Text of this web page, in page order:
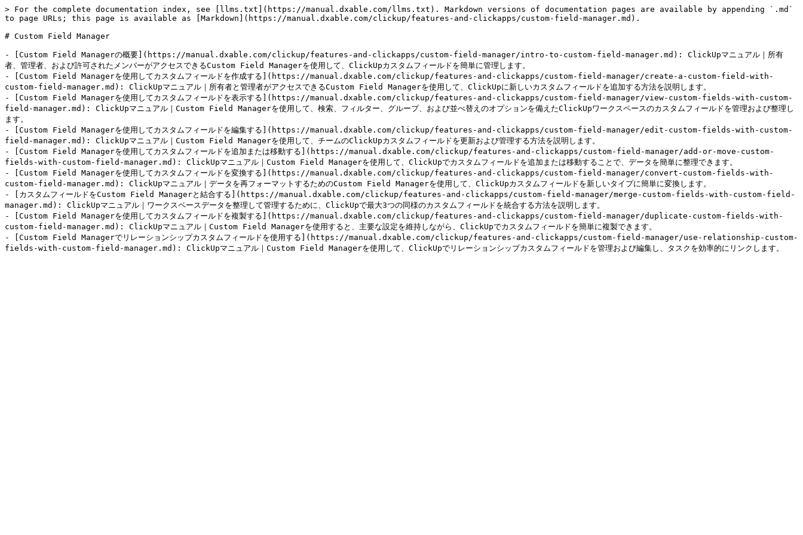
> For the complete documentation index, see [llms.txt](https://manual.dxable.com/llms.txt). Markdown versions of documentation pages are available by appending `.md`
to page URLs; this page is available as [Markdown](https://manual.dxable.com/clickup/features-and-clickapps/custom-field-manager.md).
# Custom Field Manager
- [Custom Field Managerの概要](https://manual.dxable.com/clickup/features-and-clickapps/custom-field-manager/intro-to-custom-field-manager.md): ClickUpマニュアル｜所有
者、管理者、および許可されたメンバーがアクセスできるCustom Field Managerを使用して、ClickUpカスタムフィールドを簡単に管理します。
- [Custom Field Managerを使用してカスタムフィールドを作成する](https://manual.dxable.com/clickup/features-and-clickapps/custom-field-manager/create-a-custom-field-with-
custom-field-manager.md): ClickUpマニュアル｜所有者と管理者がアクセスできるCustom Field Managerを使用して、ClickUpに新しいカスタムフィールドを追加する方法を説明します。
- [Custom Field Managerを使用してカスタムフィールドを表示する](https://manual.dxable.com/clickup/features-and-clickapps/custom-field-manager/view-custom-fields-with-custom-
field-manager.md): ClickUpマニュアル｜Custom Field Managerを使用して、検索、フィルター、グループ、および並べ替えのオプションを備えたClickUpワークスペースのカスタムフィールドを管理および整理し
ます。
- [Custom Field Managerを使用してカスタムフィールドを編集する](https://manual.dxable.com/clickup/features-and-clickapps/custom-field-manager/edit-custom-fields-with-custom-
field-manager.md): ClickUpマニュアル｜Custom Field Managerを使用して、チームのClickUpカスタムフィールドを更新および管理する方法を説明します。
- [Custom Field Managerを使用してカスタムフィールドを追加または移動する](https://manual.dxable.com/clickup/features-and-clickapps/custom-field-manager/add-or-move-custom-
fields-with-custom-field-manager.md): ClickUpマニュアル｜Custom Field Managerを使用して、ClickUpでカスタムフィールドを追加または移動することで、データを簡単に整理できます。
- [Custom Field Managerを使用してカスタムフィールドを変換する](https://manual.dxable.com/clickup/features-and-clickapps/custom-field-manager/convert-custom-fields-with-
custom-field-manager.md): ClickUpマニュアル｜データを再フォーマットするためのCustom Field Managerを使用して、ClickUpカスタムフィールドを新しいタイプに簡単に変換します。
- [カスタムフィールドをCustom Field Managerと結合する](https://manual.dxable.com/clickup/features-and-clickapps/custom-field-manager/merge-custom-fields-with-custom-field-
manager.md): ClickUpマニュアル｜ワークスペースデータを整理して管理するために、ClickUpで最大3つの同様のカスタムフィールドを統合する方法を説明します。
- [Custom Field Managerを使用してカスタムフィールドを複製する](https://manual.dxable.com/clickup/features-and-clickapps/custom-field-manager/duplicate-custom-fields-with-
custom-field-manager.md): ClickUpマニュアル｜Custom Field Managerを使用すると、主要な設定を維持しながら、ClickUpでカスタムフィールドを簡単に複製できます。
- [Custom Field Managerでリレーションシップカスタムフィールドを使用する](https://manual.dxable.com/clickup/features-and-clickapps/custom-field-manager/use-relationship-custom-